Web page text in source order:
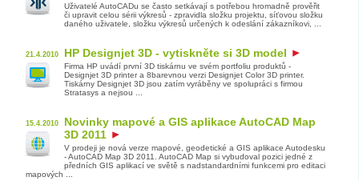
Uživatelé AutoCADu se často setkávají s potřebou hromadně prověřit
či upravit celou sérii výkresů - zpravidla složku projektu, síťovou složku
daného uživatele, složku výkresů určených k odeslání zákazníkovi, ...
21.4.2010 HP Designjet 3D - vytiskněte si 3D model
Firma HP uvádí první 3D tiskárnu ve svém portfoliu produktů -
Designjet 3D printer a 8barevnou verzi Designjet Color 3D printer.
Tiskárny Designjet 3D jsou zatím vyráběny ve spolupráci s firmou
Stratasys a nejsou ...
15.4.2010
Novinky mapové a GIS aplikace AutoCAD Map
3D 2011
V prodeji je nová verze mapové, geodetické a GIS aplikace Autodesku
- AutoCAD Map 3D 2011. AutoCAD Map si vybudoval pozici jedné z
předních GIS aplikací ve světě s nadstandardními funkcemi pro editaci
mapových ...